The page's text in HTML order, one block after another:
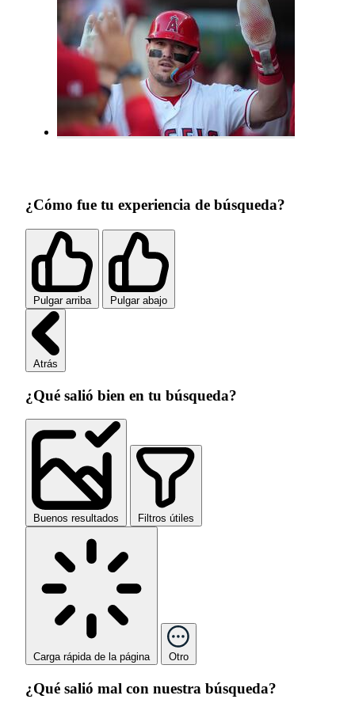
¿Cómo fue tu experiencia de búsqueda?
Pulgar arriba Pulgar abajo
Atrás
¿Qué salió bien en tu búsqueda?
Buenos resultados Filtros útiles
Carga rápida de la página Otro
¿Qué salió mal con nuestra búsqueda?